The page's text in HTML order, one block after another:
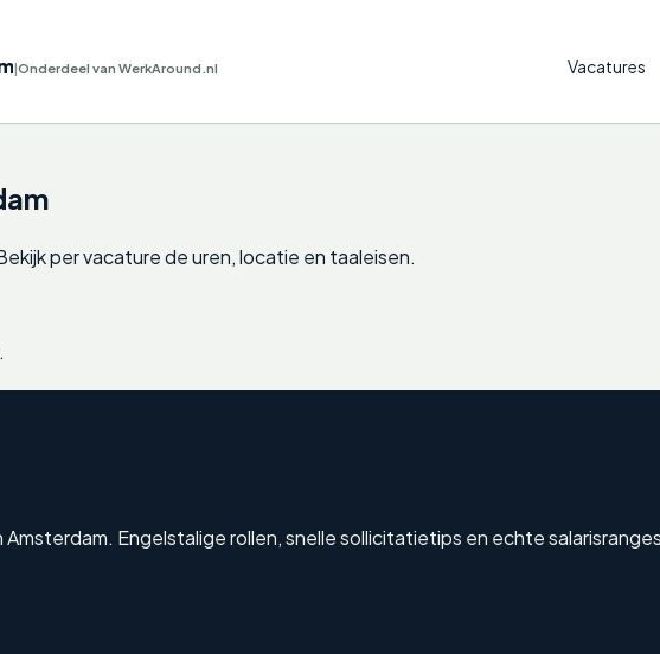
|Onderdeel van WerkAround.nl Vacatures
per vacature de uren, locatie en taaleisen.
Engelstalige rollen, snelle sollicitatietips en echte